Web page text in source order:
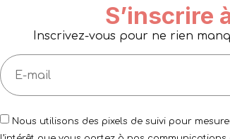
S’inscrire
Inscrivez-vous pour ne rien
Nous utilisons des pixels de suivi pour